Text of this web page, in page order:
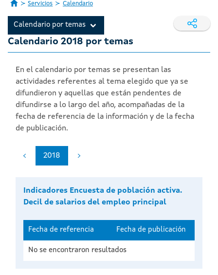
Servicios Calendario
Calendario por temas
Calendario 2018 por temas
En el calendario por temas se presentan las
actividades referentes al tema elegido que ya se
difundieron y aquellas que están pendentes de
difundirse a lo largo del año, acompañadas de la
fecha de referencia de la información y de la fecha
de publicación.
2018
Indicadores Encuesta de población activa.
Decil de salarios del empleo principal
Fecha de referencia Fecha de publicación
No se encontraron resultados